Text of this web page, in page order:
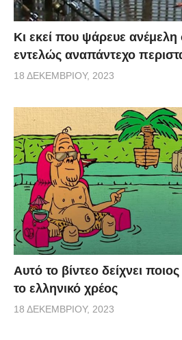
Κι εκεί που ψάρευε ανέμελη
εντελώς αναπάντεχο
18 ΔΕΚΕΜΒΡΊΟΥ, 2023
Αυτό το βίντεο δείχνει
το ελληνικό χρέος
18 ΔΕΚΕΜΒΡΊΟΥ, 2023